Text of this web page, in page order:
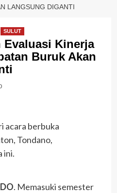
LANGSUNG DIGANTI
SULUT
Evaluasi Kinerja
Buruk Akan
acara berbuka
Tondano,
ini.
. Memasuki semester